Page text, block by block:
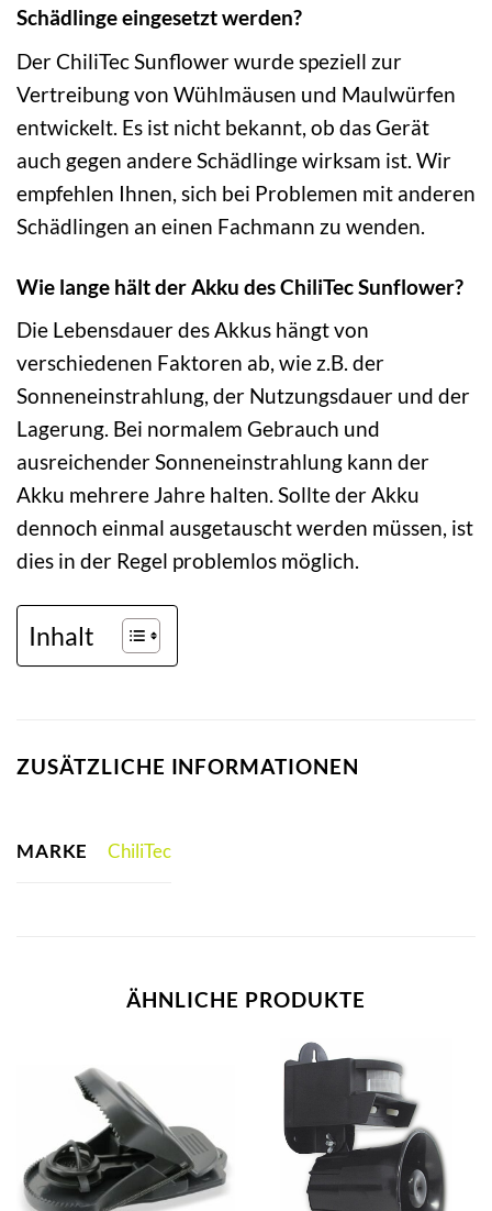
Schädlinge eingesetzt werden?
Der ChiliTec Sunflower wurde speziell zur
Vertreibung von Wühlmäusen und Maulwürfen
entwickelt. Es ist nicht bekannt, ob das Gerät
auch gegen andere Schädlinge wirksam ist. Wir
empfehlen Ihnen, sich bei Problemen mit anderen
Schädlingen an einen Fachmann zu wenden.
Wie lange hält der Akku des ChiliTec Sunflower?
Die Lebensdauer des Akkus hängt von
verschiedenen Faktoren ab, wie z.B. der
Sonneneinstrahlung, der Nutzungsdauer und der
Lagerung. Bei normalem Gebrauch und
ausreichender Sonneneinstrahlung kann der
Akku mehrere Jahre halten. Sollte der Akku
dennoch einmal ausgetauscht werden müssen, ist
dies in der Regel problemlos möglich.
Inhalt
ZUSÄTZLICHE INFORMATIONEN
MARKE ChiliTec
ÄHNLICHE PRODUKTE